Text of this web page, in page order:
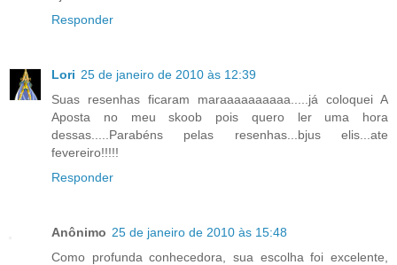
Responder
Lori 25 de janeiro de 2010 às 12:39
Suas resenhas ficaram maraaaaaaaaaa.....já coloquei A
Aposta no meu skoob pois quero ler uma hora
dessas.....Parabéns pelas resenhas...bjus elis...ate
fevereiro!!!!!
Responder
Anônimo 25 de janeiro de 2010 às 15:48
Como profunda conhecedora, sua escolha foi excelente,